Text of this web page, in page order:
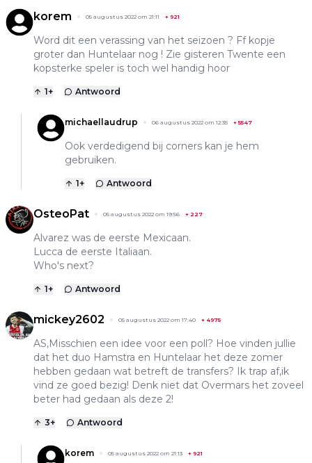
korem 05 augustus 2022 om 21:11 + 921
Word dit een verassing van het seizoen ? Ff kopje
groter dan Huntelaar nog ! Zie gisteren Twente een
kopsterke speler is toch wel handig hoor
1+ Antwoord
michaellaudrup 06 augustus 2022 om 12:35 + 5547
Ook verdedigend bij corners kan je hem
gebruiken.
1+ Antwoord
OsteoPat 05 augustus 2022 om 19:56 + 227
Alvarez was de eerste Mexicaan.
Lucca de eerste Italiaan.
Who's next?
1+ Antwoord
mickey2602 05 augustus 2022 om 17:40 + 4975
AS,Misschien een idee voor een poll? Hoe vinden jullie
dat het duo Hamstra en Huntelaar het deze zomer
hebben gedaan wat betreft de transfers? Ik trap af,ik
vind ze goed bezig! Denk niet dat Overmars het zoveel
beter had gedaan als deze 2!
3+ Antwoord
korem 05 augustus 2022 om 21:13 + 921